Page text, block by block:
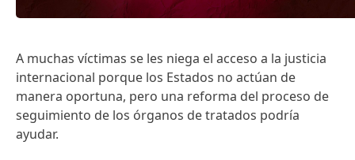
A muchas víctimas se les niega el acceso a la justicia
internacional porque los Estados no actúan de
manera oportuna, pero una reforma del proceso de
seguimiento de los órganos de tratados podría
ayudar.